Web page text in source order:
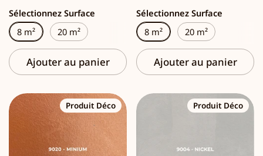
Sélectionnez Surface
8 m²
20 m²
Ajouter au panier
Sélectionnez Surface
8 m²
20 m²
Ajouter au panier
Produit Déco Produit Déco